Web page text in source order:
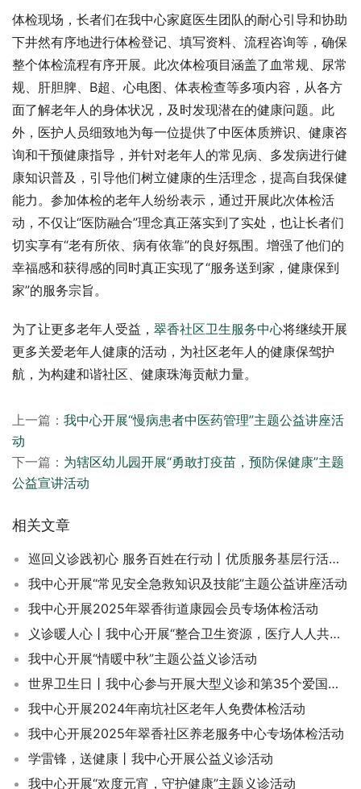
体检现场，长者们在我中心家庭医生团队的耐心引导和协助
下井然有序地进行体检登记、填写资料、流程咨询等，确保
整个体检流程有序开展。此次体检项目涵盖了血常规、尿常
规、肝胆脾、B超、心电图、体表检查等多项内容，从各方
面了解老年人的身体状况，及时发现潜在的健康问题。此
外，医护人员细致地为每一位提供了中医体质辨识、健康咨
询和干预健康指导，并针对老年人的常见病、多发病进行健
康知识普及，引导他们树立健康的生活理念，提高自我保健
能力。参加体检的老年人纷纷表示，通过开展此次体检活
动，不仅让“医防融合”理念真正落实到了实处，也让长者们
切实享有“老有所依、病有依靠”的良好氛围。增强了他们的
幸福感和获得感的同时真正实现了“服务送到家，健康保到
家”的服务宗旨。
为了让更多老年人受益， 翠香社区卫生服务中心将继续开展
更多关爱老年人健康的活动，为社区老年人的健康保驾护
航，为构建和谐社区、健康珠海贡献力量。
上一篇： 我中心开展“慢病患者中医药管理”主题公益讲座活
动
下一篇： 为辖区幼儿园开展“勇敢打疫苗，预防保健康”主题
公益宣讲活动
相关文章
巡回义诊践初心 服务百姓在行动丨优质服务基层行活动持续开展中
我中心开展“常见安全急救知识及技能”主题公益讲座活动
我中心开展2025年翠香街道康园会员专场体检活动
义诊暖人心丨我中心开展“整合卫生资源，医疗人人共享”专题义诊活动
我中心开展“情暖中秋”主题公益义诊活动
世界卫生日丨我中心参与开展大型义诊和第35个爱国卫生月宣传活动
我中心开展2024年南坑社区老年人免费体检活动
我中心开展2025年翠香社区养老服务中心专场体检活动
学雷锋，送健康丨我中心开展公益义诊活动
我中心开展“欢度元宵，守护健康”主题义诊活动